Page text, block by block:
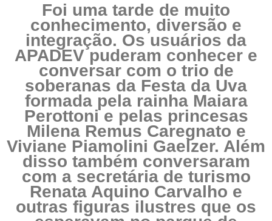
Foi uma tarde de muito
conhecimento, diversão e
integração. Os usuários da
APADEV puderam conhecer e
conversar com o trio de
soberanas da Festa da Uva
formada pela rainha Maiara
Perottoni e pelas princesas
Milena Remus Caregnato e
Viviane Piamolini Gaelzer. Além
disso também conversaram
com a secretária de turismo
Renata Aquino Carvalho e
outras figuras ilustres que os